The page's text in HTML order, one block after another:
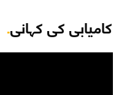
کامیابی کی کہانی.